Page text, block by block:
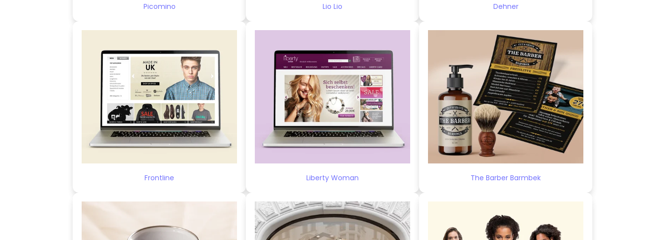
Picomino Lio Lio Dehner
Frontline Liberty Woman The Barber Barmbek